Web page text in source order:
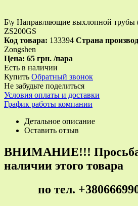
Б\у Направляющие выхлопной трубы
ZS200GS
Код товара: 133394 Страна
Zongshen
Цена: 65 грн. /пара
Есть в наличии
Купить Обратный звонок
Не забудьте поделиться
Условия оплаты и доставки
График работы компании
Детальное описание
Оставить отзыв
ВНИМАНИЕ!!! Просьба
наличии этого товара
по тел.